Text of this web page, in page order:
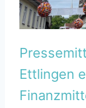
Ettlingen